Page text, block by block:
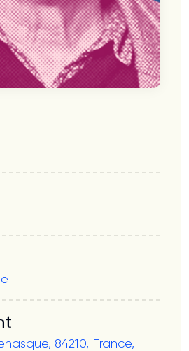
84210, France,